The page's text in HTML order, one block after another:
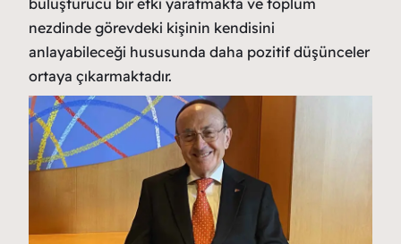
buluşturucu bir etki yaratmakta ve toplum
nezdinde görevdeki kişinin kendisini
anlayabileceği hususunda daha pozitif düşünceler
ortaya çıkarmaktadır.